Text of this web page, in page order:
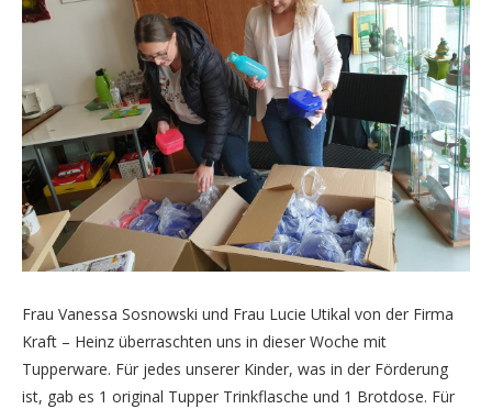
Frau Vanessa Sosnowski und Frau Lucie Utikal von der Firma
Kraft – Heinz überraschten uns in dieser Woche mit
Tupperware. Für jedes unserer Kinder, was in der Förderung
ist, gab es 1 original Tupper Trinkflasche und 1 Brotdose. Für